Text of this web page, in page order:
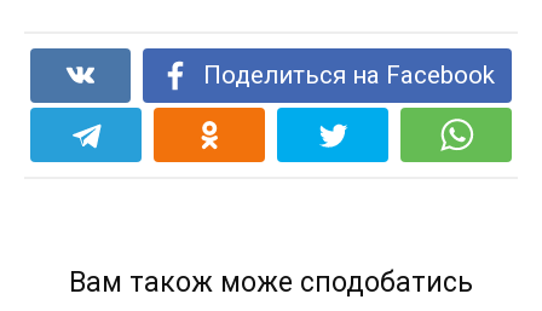
Поделиться на Facebook
Вам також може сподобатись